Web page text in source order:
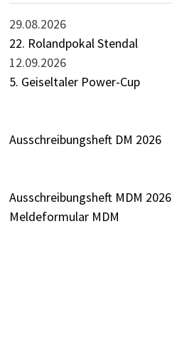
29.08.2026
22. Rolandpokal Stendal
12.09.2026
5. Geiseltaler Power-Cup
Ausschreibungsheft DM 2026
Ausschreibungsheft MDM 2026
Meldeformular MDM